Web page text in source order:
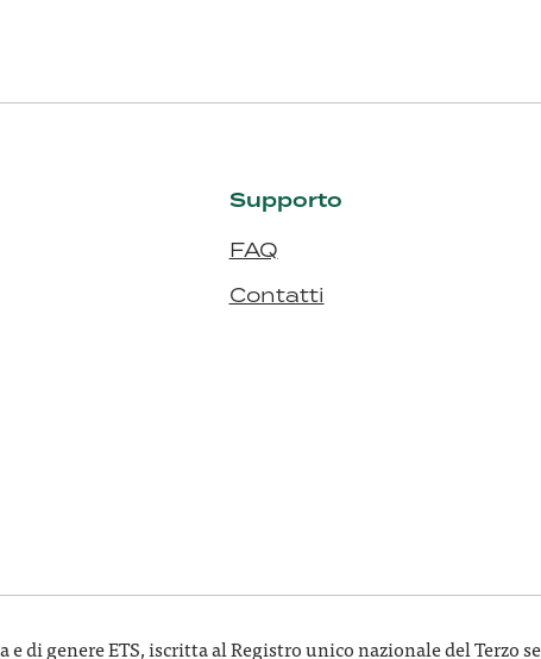
Supporto
FAQ
Contatti
di genere ETS, iscritta al Registro unico nazionale del Terzo